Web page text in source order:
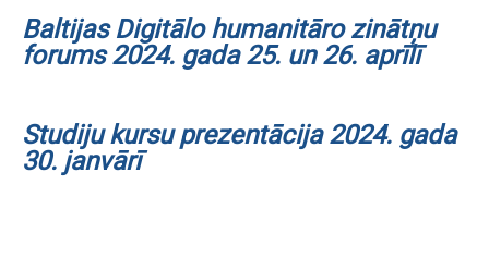
Baltijas Digitālo humanitāro zinātņu
forums 2024. gada 25. un 26. aprīlī
Studiju kursu prezentācija 2024. gada
30. janvārī